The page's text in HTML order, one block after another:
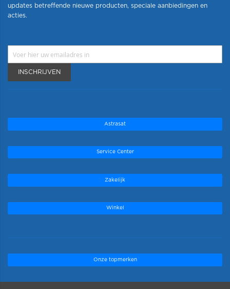
updates betreffende nieuwe producten, speciale aanbiedingen en
acties.
INSCHRIJVEN
Astrasat
Service Center
Zakelijk
Winkel
Onze topmerken